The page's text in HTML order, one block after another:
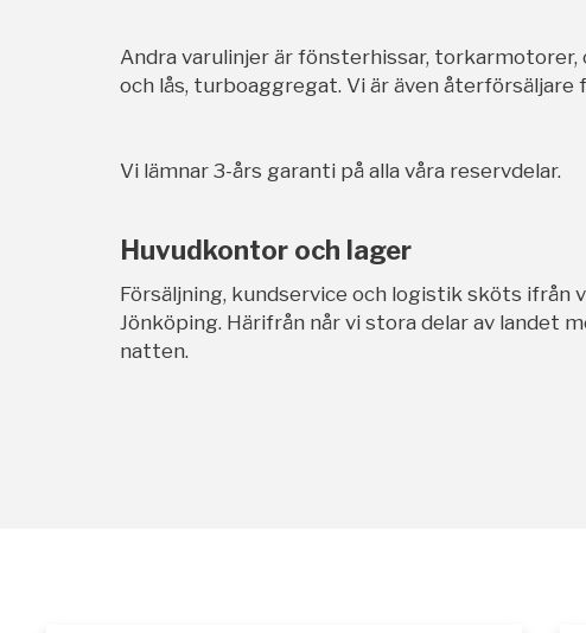
Andra varulinjer är fönsterhissar, torkarmotorer,
och lås, turboaggregat. Vi är även återförsäljare
Vi lämnar 3-års garanti på alla våra reservdelar.
Huvudkontor och lager
Försäljning, kundservice och logistik sköts ifrån
Jönköping. Härifrån når vi stora delar av landet
natten.